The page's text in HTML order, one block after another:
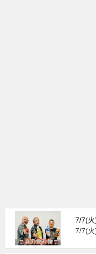
7/7(火
7/7(火